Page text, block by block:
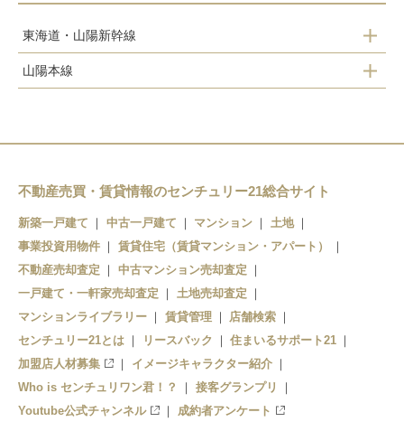
東海道・山陽新幹線
徳山
山陽本線
小月
長府
新下関
幡生
下関
不動産売買・賃貸情報のセンチュリー21総合サイト
新築一戸建て 中古一戸建て マンション
土地
事業投資用物件
賃貸住宅（賃貸マンション・アパート）
不動産売却査定
中古マンション売却査定
一戸建て・一軒家売却査定
土地売却査定
マンションライブラリー
賃貸管理
店舗検索
センチュリー21とは
リースバック
住まいるサポート21
加盟店人材募集
イメージキャラクター紹介
Who is センチュリワン君！？
接客グランプリ
Youtube公式チャンネル
成約者アンケート